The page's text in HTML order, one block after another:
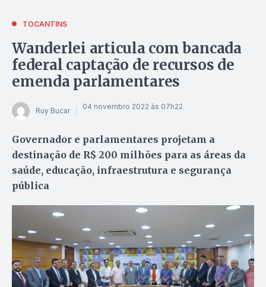
TOCANTINS
Wanderlei articula com bancada
federal captação de recursos de
emenda parlamentares
Ruy Bucar 04 novembro 2022 às 07h22
Governador e parlamentares projetam a
destinação de R$ 200 milhões para as áreas da
saúde, educação, infraestrutura e segurança
pública